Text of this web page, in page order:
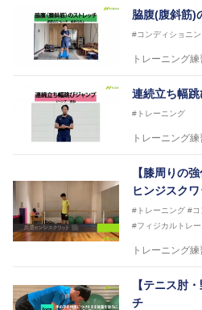
からサポートし、一人
生きと」生きる、そ
ている。
脇腹(腹斜筋)
#コンディショニ
トレーニング
連続立ち幅跳
#トレーニング
トレーニング
【膝周りの
ヒンジスクワ
#トレーニング #コ
#フィジカルトレ
トレーニング
【テニス肘
チ